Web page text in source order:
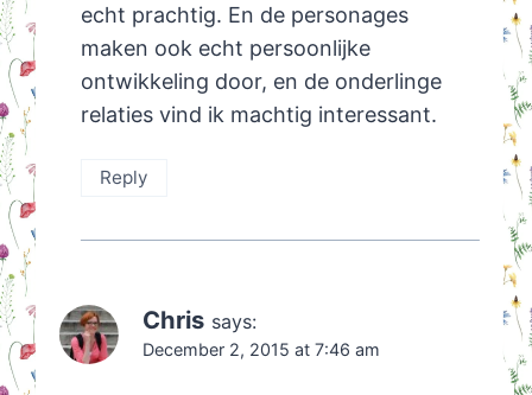
echt prachtig. En de personages
maken ook echt persoonlijke
ontwikkeling door, en de onderlinge
relaties vind ik machtig interessant.
Reply
Chris says:
December 2, 2015 at 7:46 am